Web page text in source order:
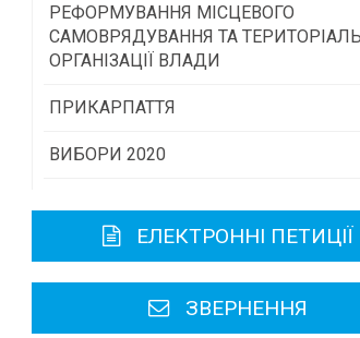
Програми/конкурси МТД
Консультативна рада
РЕФОРМУВАННЯ МІСЦЕВОГО
САМОВРЯДУВАННЯ ТА
ОРГАНІЗАЦІЇ ВЛАДИ
ПРИКАРПАТТЯ
Історична довідка
Карта області
Районні, міські ради
ВИБОРИ 2020
ЕЛЕКТРОННІ ПЕТИЦІЇ
ЗВЕРНЕННЯ